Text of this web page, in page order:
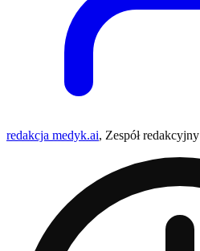
redakcja medyk.ai, Zespół redakcyjny